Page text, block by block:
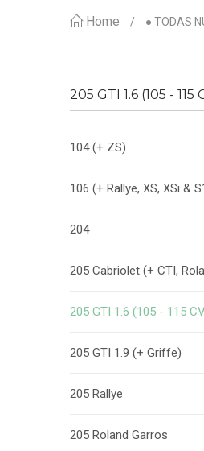
Home ● TODAS
205 GTI 1.6 (105 - 115
104 (+ ZS)
106 (+ Rallye, XS, XSi &
204
205 Cabriolet (+ CTI,
205 GTI 1.6 (105 - 115
205 GTI 1.9 (+ Griffe)
205 Rallye
205 Roland Garros